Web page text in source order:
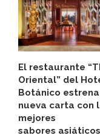
El restaurante
Oriental” del
Botánico estrena
nueva carta con
mejores
sabores asiáticos